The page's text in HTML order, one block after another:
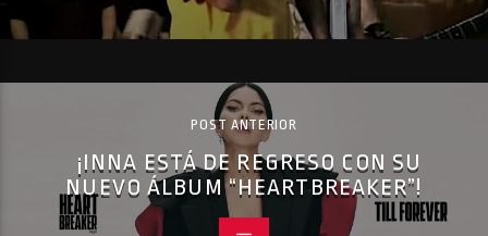
POST ANTERIOR
¡INNA ESTÁ DE REGRESO CON SU
NUEVO ÁLBUM “HEARTBREAKER”!